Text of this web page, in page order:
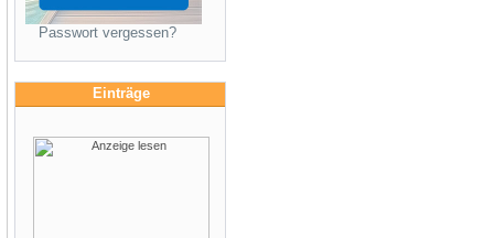
Passwort vergessen?
Einträge